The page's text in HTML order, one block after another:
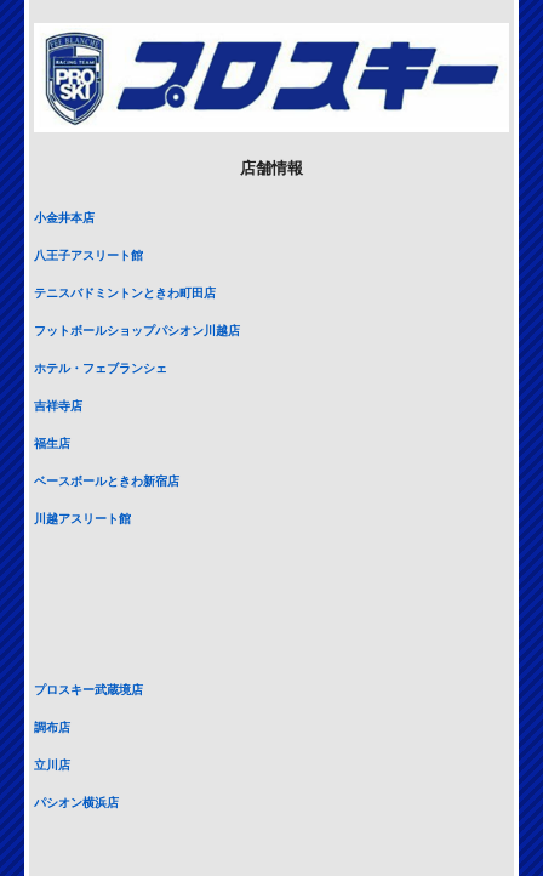
店舗情報
小金井本店
八王子アスリート館
テニスバドミントンときわ町田店
フットボールショップパシオン川越店
ホテル・フェブランシェ
吉祥寺店
福生店
ベースボールときわ新宿店
川越アスリート館
プロスキー武蔵境店
調布店
立川店
パシオン横浜店